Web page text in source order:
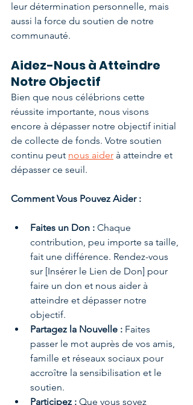
leur détermination personnelle, mais
aussi la force du soutien de notre
communauté.
Aidez-Nous à Atteindre
Notre Objectif
Bien que nous célébrions cette
réussite importante, nous visons
encore à dépasser notre objectif initial
de collecte de fonds. Votre soutien
continu peut nous aider à atteindre et
dépasser ce seuil.
Comment Vous Pouvez Aider :
Faites un Don : Chaque
contribution, peu importe sa taille,
fait une différence. Rendez-vous
sur [Insérer le Lien de Don] pour
faire un don et nous aider à
atteindre et dépasser notre
objectif.
Partagez la Nouvelle : Faites
passer le mot auprès de vos amis,
famille et réseaux sociaux pour
accroître la sensibilisation et le
soutien.
Participez : Que vous soyez